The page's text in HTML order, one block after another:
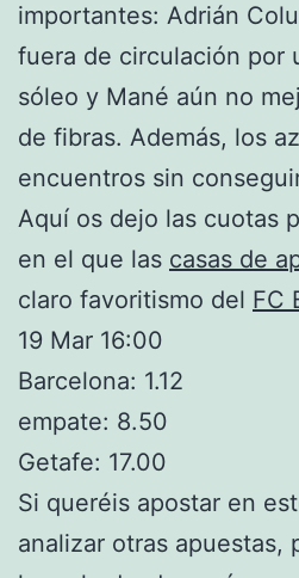
importantes: Adrián
fuera de circulación por
sóleo y Mané aún no
de fibras. Además, los
encuentros sin
Aquí os dejo las cuotas
en el que las casas de
claro favoritismo del FC
19 Mar 16:00
Barcelona: 1.12
empate: 8.50
Getafe: 17.00
Si queréis apostar en
analizar otras apuestas,